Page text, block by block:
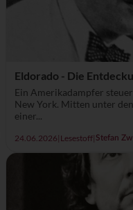
Eldorado - Die
Ein Amerikadampfer
New York. Mitten unter
einer...
24.06.2026| Lesestoff| Stefan